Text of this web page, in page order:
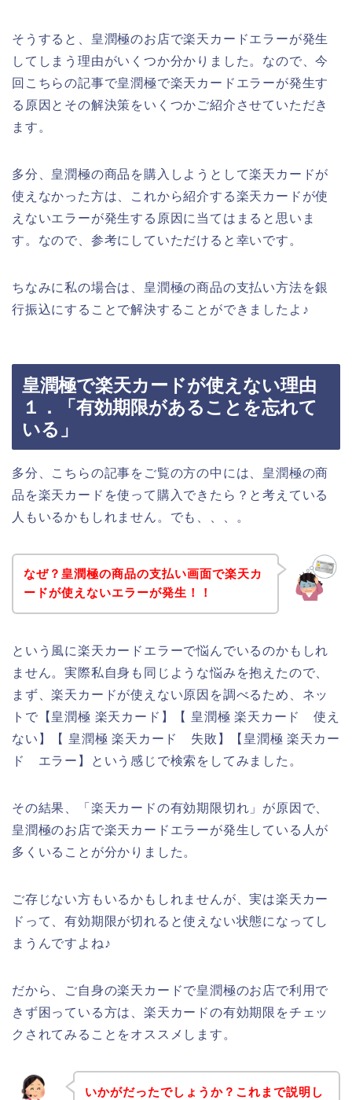
そうすると、皇潤極のお店で楽天カードエラーが発生
してしまう理由がいくつか分かりました。なので、今
回こちらの記事で皇潤極で楽天カードエラーが発生す
る原因とその解決策をいくつかご紹介させていただき
ます。
多分、皇潤極の商品を購入しようとして楽天カードが
使えなかった方は、これから紹介する楽天カードが使
えないエラーが発生する原因に当てはまると思いま
す。なので、参考にしていただけると幸いです。
ちなみに私の場合は、皇潤極の商品の支払い方法を銀
行振込にすることで解決することができましたよ♪
皇潤極で楽天カードが使えない理由
１．「有効期限があることを忘れて
いる」
多分、こちらの記事をご覧の方の中には、皇潤極の商
品を楽天カードを使って購入できたら？と考えている
人もいるかもしれません。でも、、、。
なぜ？皇潤極の商品の支払い画面で楽天カ
ードが使えないエラーが発生！！
という風に楽天カードエラーで悩んでいるのかもしれ
ません。実際私自身も同じような悩みを抱えたので、
まず、楽天カードが使えない原因を調べるため、ネッ
トで【皇潤極 楽天カード】【 皇潤極 楽天カード 使え
ない】【 皇潤極 楽天カード 失敗】【皇潤極 楽天カー
ド エラー】という感じで検索をしてみました。
その結果、「楽天カードの有効期限切れ」が原因で、
皇潤極のお店で楽天カードエラーが発生している人が
多くいることが分かりました。
ご存じない方もいるかもしれませんが、実は楽天カー
ドって、有効期限が切れると使えない状態になってし
まうんですよね♪
だから、ご自身の楽天カードで皇潤極のお店で利用で
きず困っている方は、楽天カードの有効期限をチェッ
クされてみることをオススメします。
いかがだったでしょうか？これまで説明し